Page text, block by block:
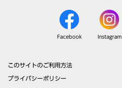
Facebook Instagram
このサイトのご利用方法
プライバシーポリシー